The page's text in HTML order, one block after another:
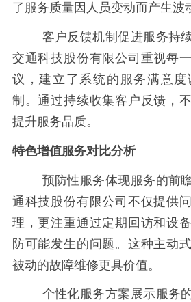
了服务质量因人员变动而产生波
客户反馈机制促进服务持续
交通科技股份有限公司重视每
议，建立了系统的服务满意
制。通过持续收集客户反馈，
提升服务品质。
特色增值服务对比分析
预防性服务体现服务的前瞻
通科技股份有限公司不仅提供
理，更注重通过定期回访和设
防可能发生的问题。这种主动
被动的故障维修更具价值。
个性化服务方案展示服务的